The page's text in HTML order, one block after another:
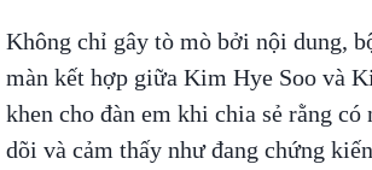
Không chỉ gây tò mò bởi nội dung,
màn kết hợp giữa Kim Hye Soo và
khen cho đàn em khi chia sẻ rằng
dõi và cảm thấy như đang chứng